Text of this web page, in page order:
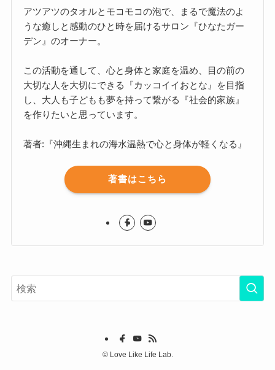
アツアツのタオルとモコモコの泡で、まるで魔法のよ
うな癒しと感動のひと時を届けるサロン『ひなたガー
デン』のオーナー。
この活動を通して、心と身体と家庭を温め、目の前の
大切な人を大切にできる『カッコイイおとな』を目指
し、大人も子どもも夢を持って繋がる『社会的家族』
を作りたいと思っています。
著者:『沖縄生まれの海水温熱で心と身体が軽くなる』
著書はこちら
©Love Like Life Lab.